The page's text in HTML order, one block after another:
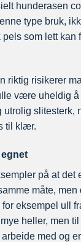
hunderasen
type bruk,
som lett kan
riktig risikerer
være uheldig
utrolig slitesterk,
til klær.
på at det
måte,
eksempel ull
heller, men
med og